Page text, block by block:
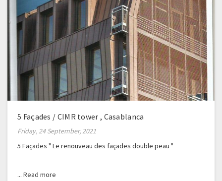
5 Façades / CIMR tower , Casablanca
Friday, 24 September, 2021
5 Façades " Le renouveau des façades double peau "